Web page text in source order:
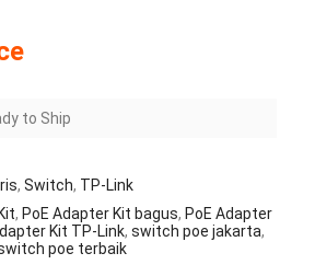
to Ship
, Switch, TP-Link
, PoE Adapter Kit bagus, PoE Adapter
Kit TP-Link, switch poe jakarta,
poe terbaik